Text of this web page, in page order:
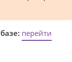
перейти